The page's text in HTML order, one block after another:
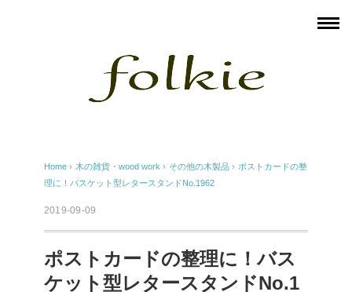
Home › 木の雑貨・wood work › その他の木製品 › ポストカードの整
理に！バスケット型レタースタンドNo.1962
2019-09-09
ポストカードの整理に！バス
ケット型レタースタンドNo.1